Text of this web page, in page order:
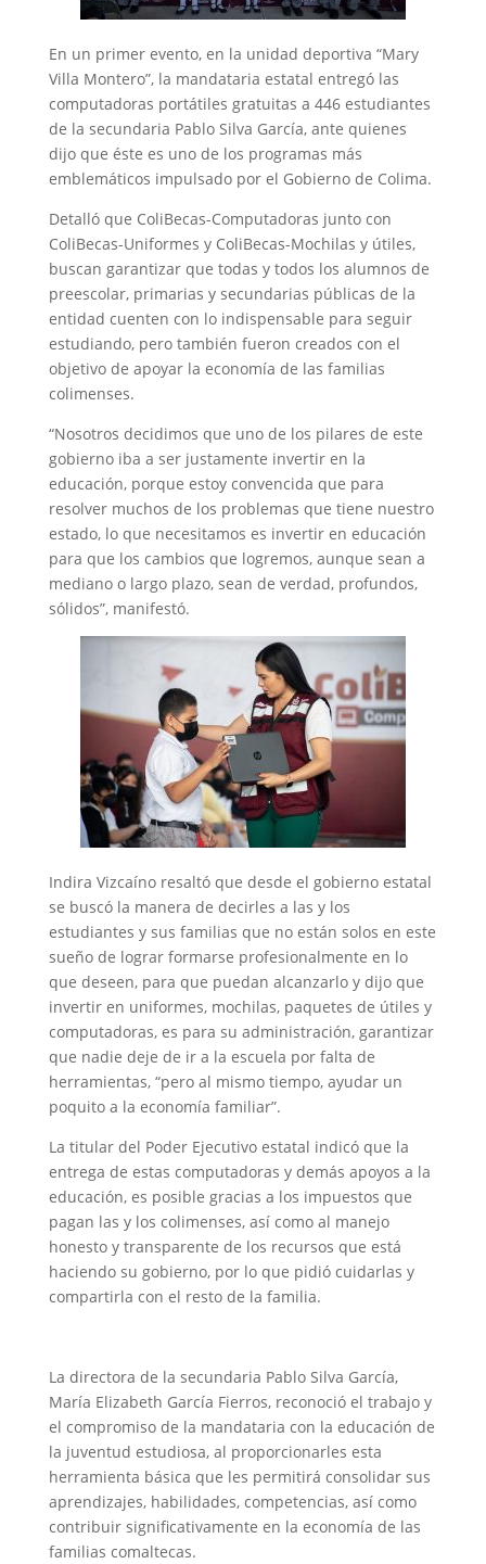
En un primer evento, en la unidad deportiva “Mary
Villa Montero”, la mandataria estatal entregó las
computadoras portátiles gratuitas a 446 estudiantes
de la secundaria Pablo Silva García, ante quienes
dijo que éste es uno de los programas más
emblemáticos impulsado por el Gobierno de Colima.
Detalló que ColiBecas-Computadoras junto con
ColiBecas-Uniformes y ColiBecas-Mochilas y útiles,
buscan garantizar que todas y todos los alumnos de
preescolar, primarias y secundarias públicas de la
entidad cuenten con lo indispensable para seguir
estudiando, pero también fueron creados con el
objetivo de apoyar la economía de las familias
colimenses.
“Nosotros decidimos que uno de los pilares de este
gobierno iba a ser justamente invertir en la
educación, porque estoy convencida que para
resolver muchos de los problemas que tiene nuestro
estado, lo que necesitamos es invertir en educación
para que los cambios que logremos, aunque sean a
mediano o largo plazo, sean de verdad, profundos,
sólidos”, manifestó.
Indira Vizcaíno resaltó que desde el gobierno estatal
se buscó la manera de decirles a las y los
estudiantes y sus familias que no están solos en este
sueño de lograr formarse profesionalmente en lo
que deseen, para que puedan alcanzarlo y dijo que
invertir en uniformes, mochilas, paquetes de útiles y
computadoras, es para su administración, garantizar
que nadie deje de ir a la escuela por falta de
herramientas, “pero al mismo tiempo, ayudar un
poquito a la economía familiar”.
La titular del Poder Ejecutivo estatal indicó que la
entrega de estas computadoras y demás apoyos a la
educación, es posible gracias a los impuestos que
pagan las y los colimenses, así como al manejo
honesto y transparente de los recursos que está
haciendo su gobierno, por lo que pidió cuidarlas y
compartirla con el resto de la familia.
La directora de la secundaria Pablo Silva García,
María Elizabeth García Fierros, reconoció el trabajo y
el compromiso de la mandataria con la educación de
la juventud estudiosa, al proporcionarles esta
herramienta básica que les permitirá consolidar sus
aprendizajes, habilidades, competencias, así como
contribuir significativamente en la economía de las
familias comaltecas.